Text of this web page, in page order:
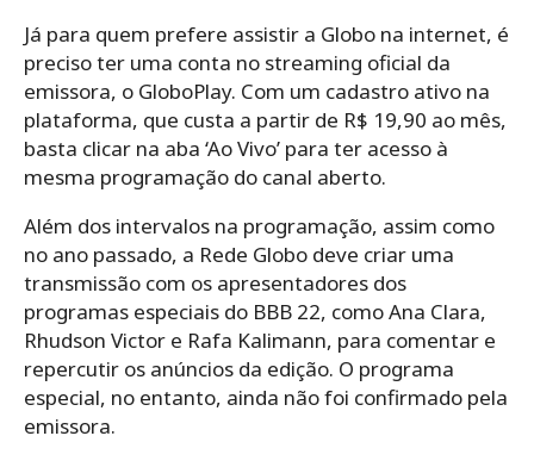
Já para quem prefere assistir a Globo na internet, é
preciso ter uma conta no streaming oficial da
emissora, o GloboPlay. Com um cadastro ativo na
plataforma, que custa a partir de R$ 19,90 ao mês,
basta clicar na aba ‘Ao Vivo’ para ter acesso à
mesma programação do canal aberto.
Além dos intervalos na programação, assim como
no ano passado, a Rede Globo deve criar uma
transmissão com os apresentadores dos
programas especiais do BBB 22, como Ana Clara,
Rhudson Victor e Rafa Kalimann, para comentar e
repercutir os anúncios da edição. O programa
especial, no entanto, ainda não foi confirmado pela
emissora.